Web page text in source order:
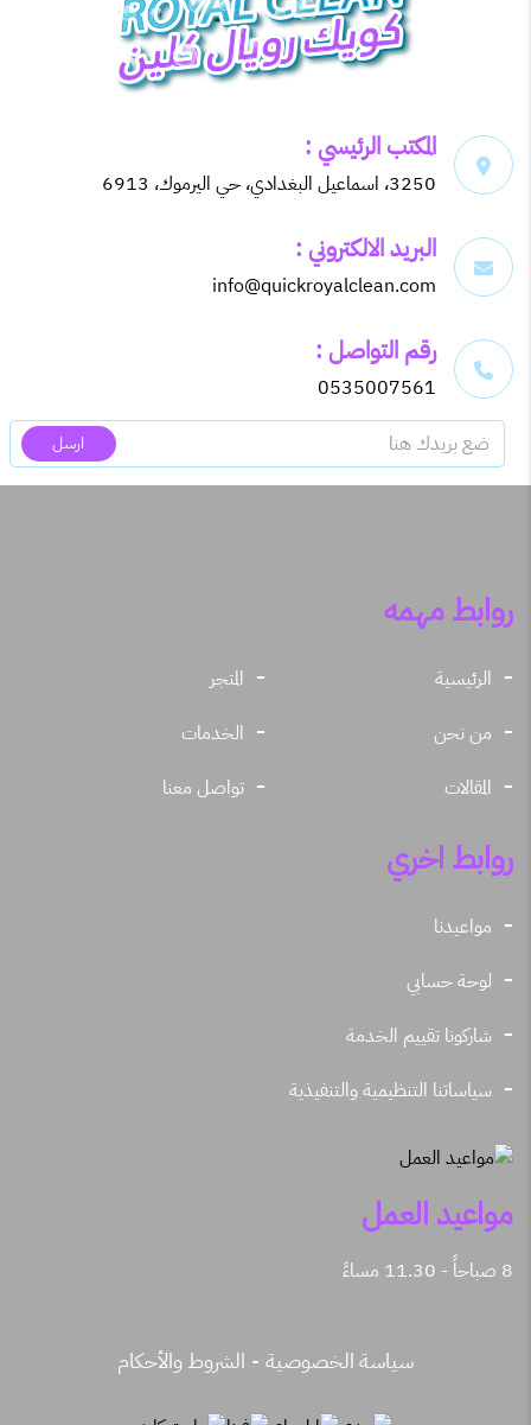
المكتب الرئيسي :
3250، اسماعيل البغدادي، حي اليرموك، 6913
البريد الالكتروني :
info@quickroyalclean.com
رقم التواصل :
0535007561
ارسل
روابط مهمه
الرئيسية
المتجر
من نحن
الخدمات
المقالات
تواصل معنا
روابط اخري
مواعيدنا
لوحة حسابي
شاركونا تقييم الخدمة
سياساتنا التنظيمية والتنفيذية
مواعيد العمل
8 صباحاً - 11.30 مساءً
سياسة الخصوصية الشروط والأحكام